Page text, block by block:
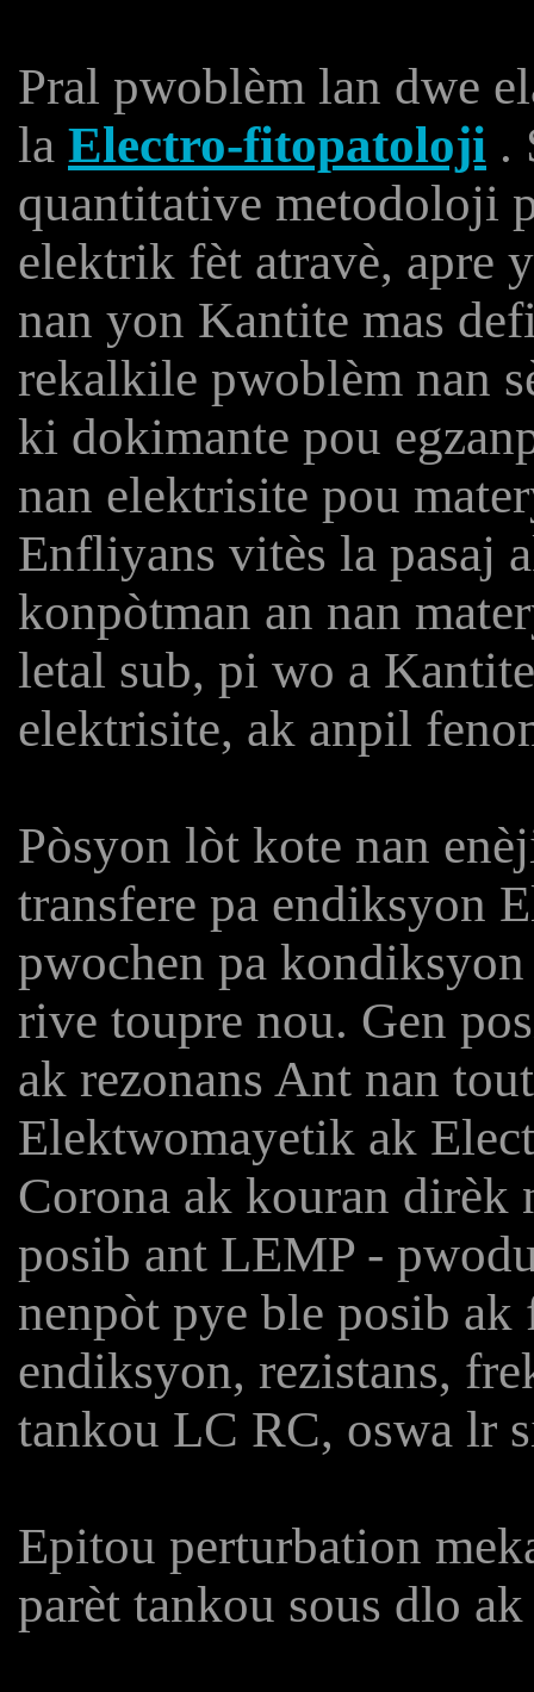
Pral pwoblèm lan dwe
la Electro-fitopatoloji .
quantitative metodoloji
elektrik fèt atravè, apre
nan yon Kantite mas
rekalkile pwoblèm nan
ki dokimante pou
nan elektrisite pou
Enfliyans vitès la pasaj
konpòtman an nan
letal sub, pi wo a
elektrisite, ak anpil
Pòsyon lòt kote nan
transfere pa endiksyon
pwochen pa
rive toupre nou. Gen
ak rezonans Ant nan
Elektwomayetik ak
Corona ak kouran dirèk
posib ant LEMP -
nenpòt pye ble posib
endiksyon, rezistans,
tankou LC RC, oswa lr
Epitou perturbation
parèt tankou sous dlo